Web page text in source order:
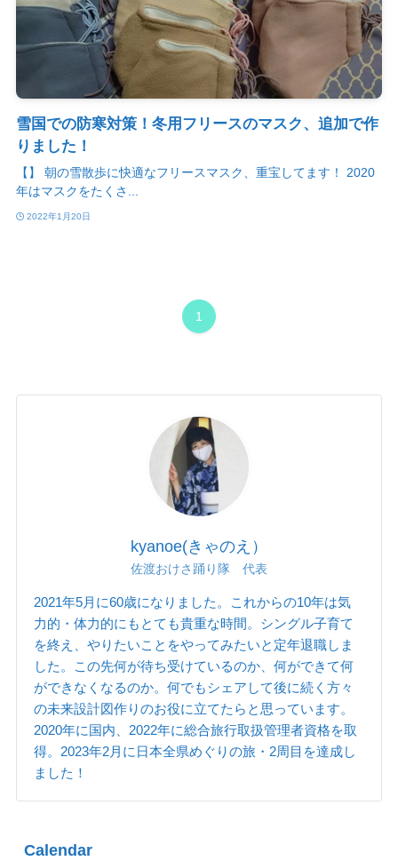
雪国での防寒対策！冬用フリースのマスク、追加で作
りました！
【】 朝の雪散歩に快適なフリースマスク、重宝してます！ 2020
年はマスクをたくさ...
2022年1月20日
1
kyanoe(きゃのえ）
佐渡おけさ踊り隊 代表
2021年5月に60歳になりました。これからの10年は気
力的・体力的にもとても貴重な時間。シングル子育て
を終え、やりたいことをやってみたいと定年退職しま
した。この先何が待ち受けているのか、何ができて何
ができなくなるのか。何でもシェアして後に続く方々
の未来設計図作りのお役に立てたらと思っています。
2020年に国内、2022年に総合旅行取扱管理者資格を取
得。2023年2月に日本全県めぐりの旅・2周目を達成し
ました！
Calendar